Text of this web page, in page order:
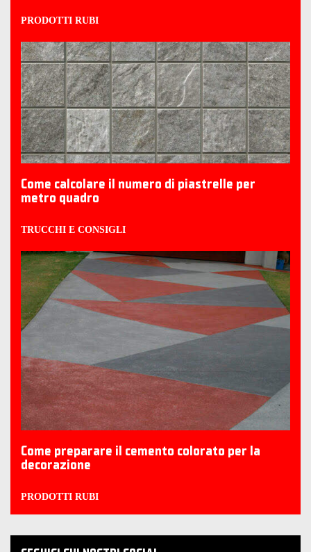
PRODOTTI RUBI
Come calcolare il numero di piastrelle per
metro quadro
TRUCCHI E CONSIGLI
Come preparare il cemento colorato per la
decorazione
PRODOTTI RUBI